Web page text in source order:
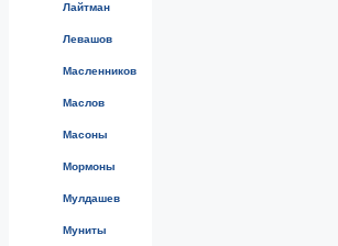
Лайтман
Левашов
Масленников
Маслов
Масоны
Мормоны
Мулдашев
Муниты